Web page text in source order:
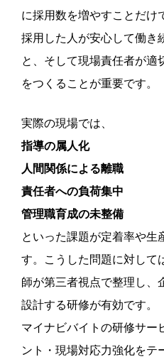
に採用数を増やすことだけ
採用した人が安心して働き
と、そして現場責任者が適
をつくることが重要です。
実際の現場では、
指導の属人化
人間関係による離職
責任者への負荷集中
管理職育成の未整備
といった課題が定着率や生
す。こうした問題に対して
師が第三者視点で整理し、
設計する研修が有効です。
マイナビバイトの研修サー
ント・現場対応力強化をテ